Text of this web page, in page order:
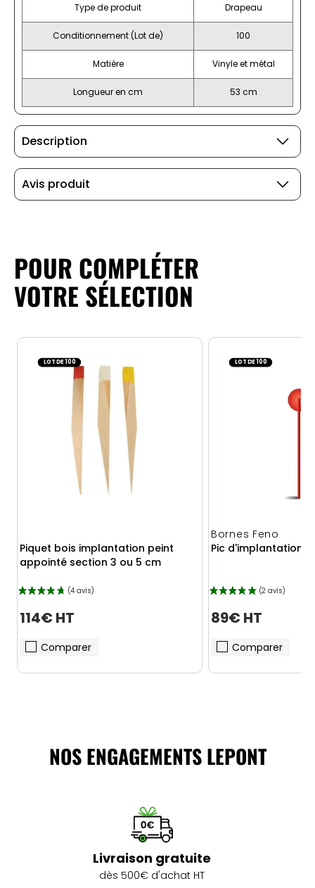
Type de produit Drapeau
Conditionnement (Lot de) 100
Matière Vinyle et métal
Longueur en cm 53 cm
Description
Avis produit
POUR COMPLÉTER
VOTRE SÉLECTION
LOT DE 100
Piquet bois implantation peint
appointé section 3 ou 5 cm
114€ HT
Comparer
LOT DE 100
Bornes Feno
Pic d'implantation
89€ HT
Comparer
NOS ENGAGEMENTS LEPONT
Livraison gratuite
dès 500€ d'achat HT